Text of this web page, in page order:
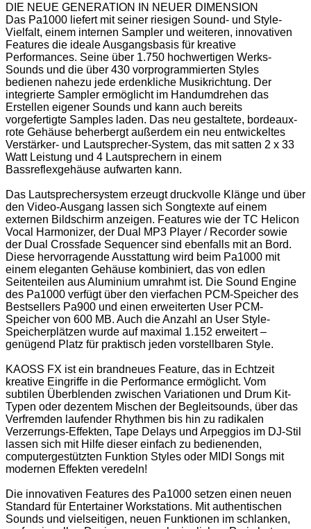
DIE NEUE GENERATION IN NEUER DIMENSION
Das Pa1000 liefert mit seiner riesigen Sound- und Style-
Vielfalt, einem internen Sampler und weiteren, innovativen
Features die ideale Ausgangsbasis für kreative
Performances. Seine über 1.750 hochwertigen Werks-
Sounds und die über 430 vorprogrammierten Styles
bedienen nahezu jede erdenkliche Musikrichtung. Der
integrierte Sampler ermöglicht im Handumdrehen das
Erstellen eigener Sounds und kann auch bereits
vorgefertigte Samples laden. Das neu gestaltete, bordeaux-
rote Gehäuse beherbergt außerdem ein neu entwickeltes
Verstärker- und Lautsprecher-System, das mit satten 2 x 33
Watt Leistung und 4 Lautsprechern in einem
Bassreflexgehäuse aufwarten kann.
Das Lautsprechersystem erzeugt druckvolle Klänge und über
den Video-Ausgang lassen sich Songtexte auf einem
externen Bildschirm anzeigen. Features wie der TC Helicon
Vocal Harmonizer, der Dual MP3 Player / Recorder sowie
der Dual Crossfade Sequencer sind ebenfalls mit an Bord.
Diese hervorragende Ausstattung wird beim Pa1000 mit
einem eleganten Gehäuse kombiniert, das von edlen
Seitenteilen aus Aluminium umrahmt ist. Die Sound Engine
des Pa1000 verfügt über den vierfachen PCM-Speicher des
Bestsellers Pa900 und einen erweiterten User PCM-
Speicher von 600 MB. Auch die Anzahl an User Style-
Speicherplätzen wurde auf maximal 1.152 erweitert –
genügend Platz für praktisch jeden vorstellbaren Style.
KAOSS FX ist ein brandneues Feature, das in Echtzeit
kreative Eingriffe in die Performance ermöglicht. Vom
subtilen Überblenden zwischen Variationen und Drum Kit-
Typen oder dezentem Mischen der Begleitsounds, über das
Verfremden laufender Rhythmen bis hin zu radikalen
Verzerrungs-Effekten, Tape Delays und Arpeggios im DJ-Stil
lassen sich mit Hilfe dieser einfach zu bedienenden,
computergestützten Funktion Styles oder MIDI Songs mit
modernen Effekten veredeln!
Die innovativen Features des Pa1000 setzen einen neuen
Standard für Entertainer Workstations. Mit authentischen
Sounds und vielseitigen, neuen Funktionen im schlanken,